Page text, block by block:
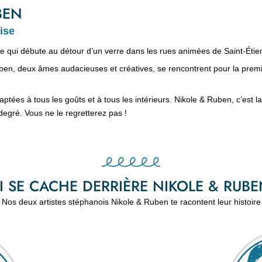
débute au détour d’un verre dans les rues animées de Saint-
deux âmes audacieuses et créatives, se rencontrent pour la
à tous les goûts et à tous les intérieurs. Nikole & Ruben, c’est
Vous ne le regretterez pas !
SE CACHE DERRIÈRE NIKOLE &
Nos deux artistes stéphanois Nikole & Ruben te racontent leur histoire